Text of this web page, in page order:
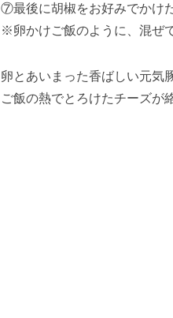
⑦最後に胡椒をお好みでかけ
※卵かけご飯のように、混ぜ
卵とあいまった香ばしい元気
ご飯の熱でとろけたチーズが